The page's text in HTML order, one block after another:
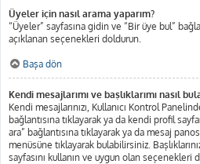
Üyeler için nasıl arama yaparım?
“Üyeler” sayfasına gidin ve “Bir üye bul”
açıklanan seçenekleri doldurun.
Başa dön
Kendi mesajlarımı ve başlıklarımı nasıl
Kendi mesajlarınızı, Kullanıcı Kontrol
bağlantısına tıklayarak ya da kendi profil
ara” bağlantısına tıklayarak ya da mesaj
menüsüne tıklayarak bulabilirsiniz.
sayfasını kullanın ve uygun olan seçenekleri